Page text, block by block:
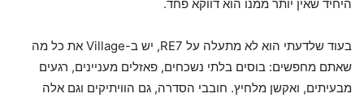
היחיד שאין יותר ממנו הוא דווקא פחד.
בעוד שלדעתי הוא לא מתעלה על RE7, יש ב-Village את כל מה
שאתם מחפשים: בוסים בלתי נשכחים, פאזלים מעניינים, רגעים
מבעיתים, ואקשן מלחיץ. חובבי הסדרה, גם הוויתיקים וגם אלה